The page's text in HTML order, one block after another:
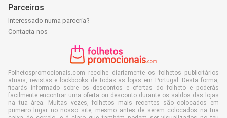
Parceiros
Interessado numa parceria?
Contacta-nos
Folhetospromocionais.com recolhe diariamente os folhetos publicitários
atuais, revistas e lookbooks de todas as lojas em Portugal. Desta forma,
ficarás informado sobre os descontos e ofertas do folheto e poderás
facilmente encontrar uma oferta ou desconto durante os saldos das lojas
na tua área. Muitas vezes, folhetos mais recentes são colocados em
primeiro lugar no nosso site, mesmo antes de serem colocados na tua